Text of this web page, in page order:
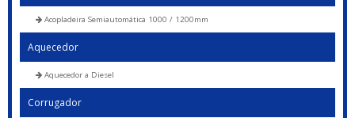
Acopladeira Semiautomática 1000 / 1200mm
Aquecedor
Aquecedor a Diesel
Corrugador